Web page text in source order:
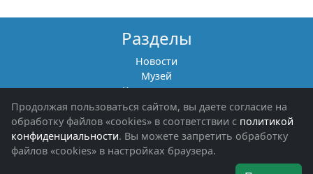
Разделы
Новости
Музей
Книги памяти
Фотоальбомы
Обращения граждан
Помощь участникам СВО и их семьям
Об организации
Продолжая пользоваться сайтом, вы даете согласие на
обработку файлов «cookies» в соответствии с политикой
конфиденциальности. Вы можете запретить обработку
файлов «cookies» в настройках браузера.